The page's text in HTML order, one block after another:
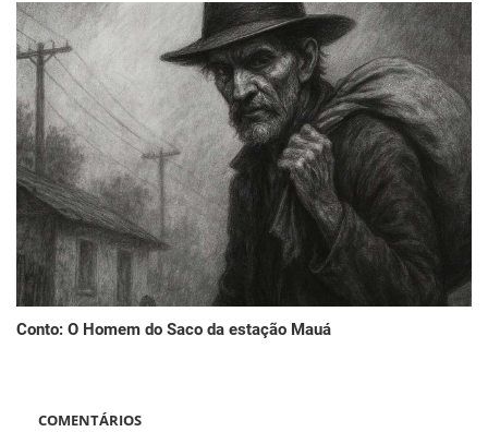
Conto: O Homem do Saco da estação Mauá
COMENTÁRIOS